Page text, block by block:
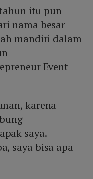
itu pun
nama besar
mandiri dalam
Event
karena
saya.
saya bisa apa